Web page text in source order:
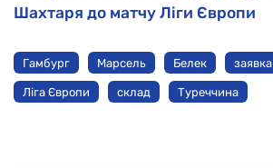
Шахтаря до матчу Ліги Європи
Гамбург Марсель Белек заявка
Ліга Європи склад Туреччина